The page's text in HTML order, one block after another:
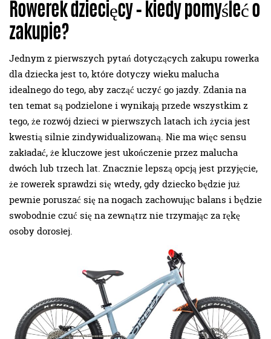
Rowerek dziecięcy – kiedy pomyśleć o
zakupie?
Jednym z pierwszych pytań dotyczących zakupu rowerka
dla dziecka jest to, które dotyczy wieku malucha
idealnego do tego, aby zacząć uczyć go jazdy. Zdania na
ten temat są podzielone i wynikają przede wszystkim z
tego, że rozwój dzieci w pierwszych latach ich życia jest
kwestią silnie zindywidualizowaną. Nie ma więc sensu
zakładać, że kluczowe jest ukończenie przez malucha
dwóch lub trzech lat. Znacznie lepszą opcją jest przyjęcie,
że rowerek sprawdzi się wtedy, gdy dziecko będzie już
pewnie poruszać się na nogach zachowując balans i będzie
swobodnie czuć się na zewnątrz nie trzymając za rękę
osoby dorosłej.